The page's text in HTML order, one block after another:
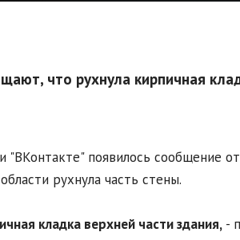
что рухнула кирпичная
"ВКонтакте" появилось сообщение
рухнула часть стены.
кладка верхней части здания,-